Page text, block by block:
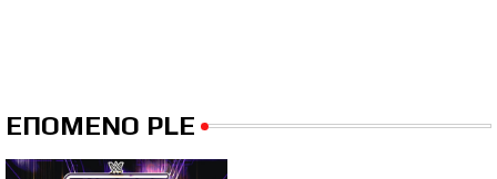
ΕΠΟΜΕΝΟ PLE